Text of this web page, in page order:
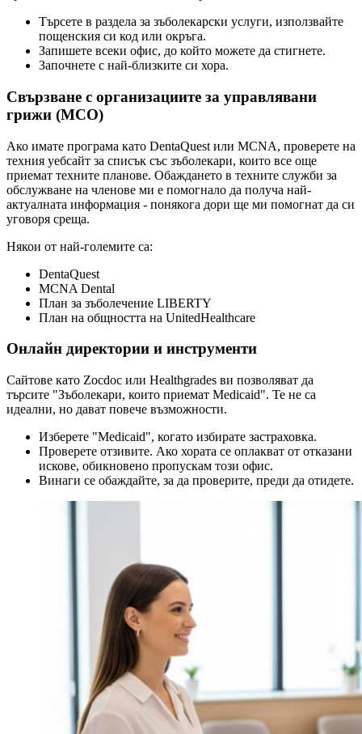
Търсете в раздела за зъболекарски услуги, използвайте
пощенския си код или окръга.
Запишете всеки офис, до който можете да стигнете.
Започнете с най-близките си хора.
Свързване с организациите за управлявани
грижи (MCO)
Ако имате програма като DentaQuest или MCNA, проверете на
техния уебсайт за списък със зъболекари, които все още
приемат техните планове. Обаждането в техните служби за
обслужване на членове ми е помогнало да получа най-
актуалната информация - понякога дори ще ми помогнат да си
уговоря среща.
Някои от най-големите са:
DentaQuest
MCNA Dental
План за зъболечение LIBERTY
План на общността на UnitedHealthcare
Онлайн директории и инструменти
Сайтове като Zocdoc или Healthgrades ви позволяват да
търсите "Зъболекари, които приемат Medicaid". Те не са
идеални, но дават повече възможности.
Изберете "Medicaid", когато избирате застраховка.
Проверете отзивите. Ако хората се оплакват от отказани
искове, обикновено пропускам този офис.
Винаги се обаждайте, за да проверите, преди да отидете.